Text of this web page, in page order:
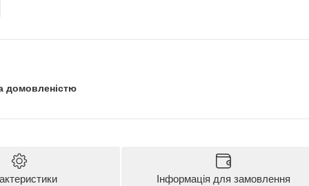
домовленістю
Інформація для замовлення